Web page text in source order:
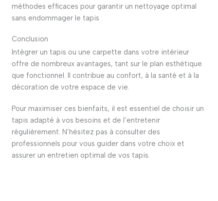
méthodes efficaces pour garantir un nettoyage optimal
sans endommager le tapis
Conclusion
Intégrer un tapis ou une carpette dans votre intérieur
offre de nombreux avantages, tant sur le plan esthétique
que fonctionnel.
Il contribue au confort, à la santé et à la
décoration de votre espace de vie.
Pour maximiser ces bienfaits, il est essentiel de choisir un
tapis adapté à vos besoins et de l’entretenir
régulièrement. N’hésitez pas à consulter des
professionnels pour vous guider dans votre choix et
assurer un entretien optimal de vos tapis.